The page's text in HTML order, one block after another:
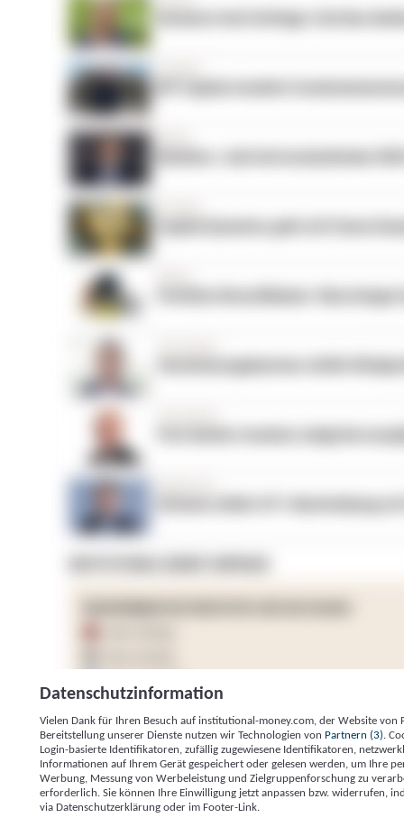
Institutional Money
ImpressumDatenschutzerklärung
Datenschutzinformation
Vielen Dank für Ihren Besuch auf institutional-money.com, der Website von
Bereitstellung unserer Dienste nutzen wir Technologien von Partnern (3) .
Login-basierte Identifikatoren, zufällig zugewiesene Identifikatoren,
Informationen auf Ihrem Gerät gespeichert oder gelesen werden, um Ihre
Werbung, Messung von Werbeleistung und Zielgruppenforschung zu
erforderlich. Sie können Ihre Einwilligung jetzt anpassen bzw. widerrufen,
via Datenschutzerklärung oder im Footer-Link.